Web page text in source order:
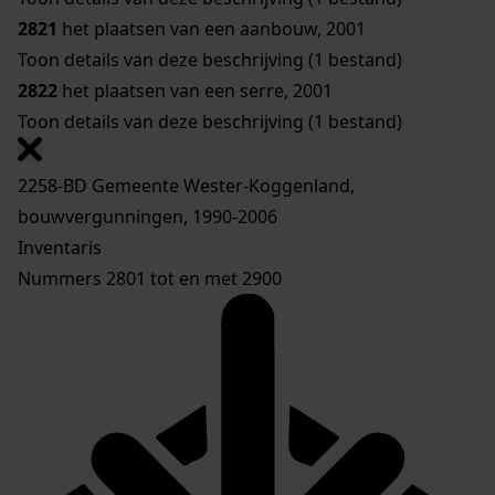
2821 het plaatsen van een aanbouw, 2001
Toon details van deze beschrijving (1 bestand)
2822 het plaatsen van een serre, 2001
Toon details van deze beschrijving (1 bestand)
2258-BD Gemeente Wester-Koggenland,
bouwvergunningen, 1990-2006
Inventaris
Nummers 2801 tot en met 2900